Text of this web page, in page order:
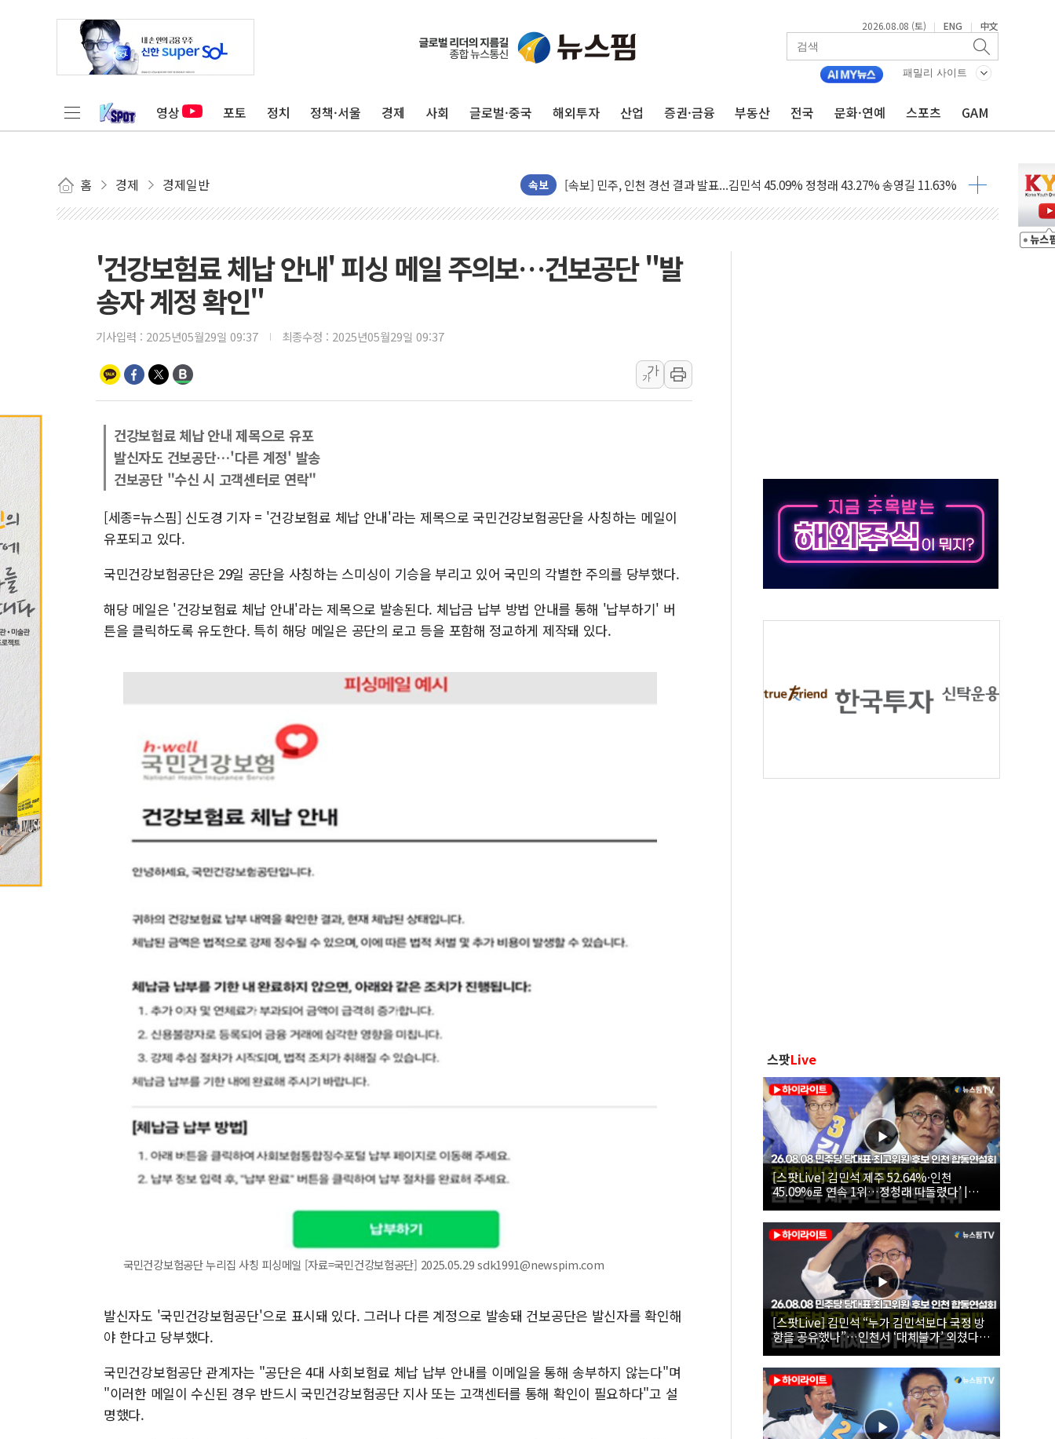
2026.08.08 (토) | ENG | 中文
패밀리 사이트
영상 포토 정치 정책·서울 경제 사회 글로벌·중국 해외투자 산업 증권·금융 부동산 전국 문화·연예 스포츠 GAM
홈 경제 경제일반 속보
[종합] 김민석, 정청래에 '0.86%p' 차 재역전 성공...金 45.42% vs 鄭 44.56%
인천 합동연설회 나선 송영길·정청래·김민석 당대표 후보
인사하는 김민석 당대표 후보
[속보] 민주, 제주 경선 결과 발표...김민석 52.64% 정청래 39.89% 송영길 7.47%
이번주 국내 주요 금융일정(8.10~8.14)
강릉·동해·삼척 시간당 최대 50㎜ 폭우…강원 동해안 강한 비 이어져
폐기물 수거하다 참변…60대 환경미화원 수거차에 치여 사망
여수 오동도 인근 해상서 모터보트 전복…1명 사망·1명 실종
추미애, '위안부' 피해자 기림의 날 참석..."국제적 시민 연대로 목소리 내야"
인천 선재도 갯벌서 해루질 중 실종 60대 나흘만에 숨진 채 발견
동해중부 전 해상 풍랑주의보…10일까지 최대 3.5m 높은 물결
'건강보험료 체납 안내' 피싱 메일 주의보…건보공단 "발
송자 계정 확인"
기사입력 : 2025년05월29일 09:37 최종수정 : 2025년05월29일 09:37
가
가
건강보험료 체납 안내 제목으로 유포
발신자도 건보공단…'다른 계정' 발송
건보공단 "수신 시 고객센터로 연락"
[세종=뉴스핌] 신도경 기자 = '건강보험료 체납 안내'라는 제목으로 국민건강보험공단을 사칭하는 메일이
유포되고 있다.
국민건강보험공단은 29일 공단을 사칭하는 스미싱이 기승을 부리고 있어 국민의 각별한 주의를 당부했다.
해당 메일은 '건강보험료 체납 안내'라는 제목으로 발송된다. 체납금 납부 방법 안내를 통해 '납부하기' 버
튼을 클릭하도록 유도한다. 특히 해당 메일은 공단의 로고 등을 포함해 정교하게 제작돼 있다.
국민건강보험공단 누리집 사칭 피싱메일 [자료=국민건강보험공단] 2025.05.29 sdk1991@newspim.com
발신자도 '국민건강보험공단'으로 표시돼 있다. 그러나 다른 계정으로 발송돼 건보공단은 발신자를 확인해
야 한다고 당부했다.
국민건강보험공단 관계자는 "공단은 4대 사회보험료 체납 납부 안내를 이메일을 통해 송부하지 않는다"며
"이러한 메일이 수신된 경우 반드시 국민건강보험공단 지사 또는 고객센터를 통해 확인이 필요하다"고 설
명했다.
스팟Live
[스팟Live] 김민석 제주 52.64%·인천
45.09%로 연속 1위…정청래 따돌렸다’ |
26.08.08 더불어민주당 당대표·최고위원 후
보 인천 합동연설회
[스팟Live] 김민석 “누가 김민석보다 국정 방
향을 공유했나”…인천서 ‘대체불가’ 외쳤다 |
26.08.08 더불어민주당 당대표·최고위원 후
보 인천 합동연설회